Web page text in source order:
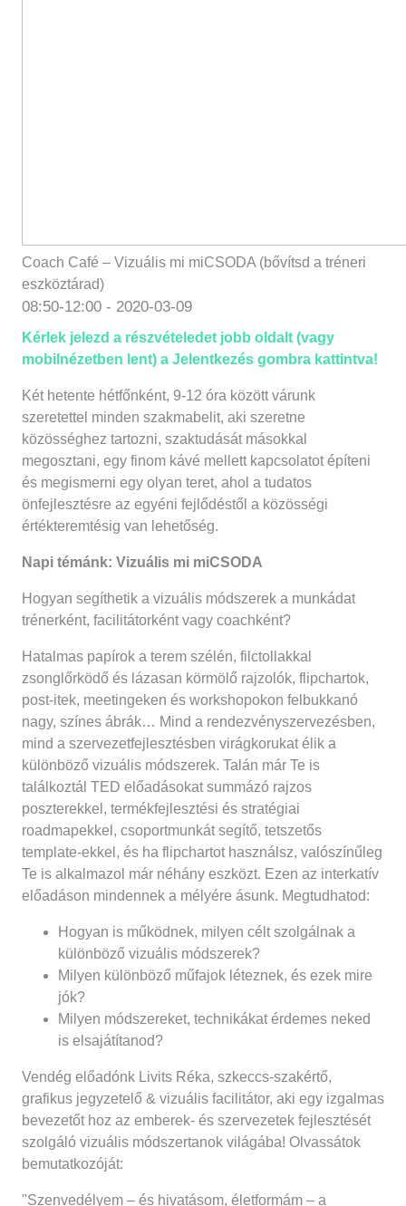
Coach Café – Vizuális mi miCSODA (bővítsd a tréneri
eszköztárad)
08:50-12:00 - 2020-03-09
Kérlek jelezd a részvételedet jobb oldalt (vagy
mobilnézetben lent) a Jelentkezés gombra kattintva!
Két hetente hétfőnként, 9-12 óra között várunk
szeretettel minden szakmabelit, aki szeretne
közösséghez tartozni, szaktudását másokkal
megosztani, egy finom kávé mellett kapcsolatot építeni
és megismerni egy olyan teret, ahol a tudatos
önfejlesztésre az egyéni fejlődéstől a közösségi
értékteremtésig van lehetőség.
Napi témánk: Vizuális mi miCSODA
Hogyan segíthetik a vizuális módszerek a munkádat
trénerként, facilitátorként vagy coachként?
Hatalmas papírok a terem szélén, filctollakkal
zsonglőrködő és lázasan körmölő rajzolók, flipchartok,
post-itek, meetingeken és workshopokon felbukkanó
nagy, színes ábrák… Mind a rendezvényszervezésben,
mind a szervezetfejlesztésben virágkorukat élik a
különböző vizuális módszerek. Talán már Te is
találkoztál TED előadásokat summázó rajzos
poszterekkel, termékfejlesztési és stratégiai
roadmapekkel, csoportmunkát segítő, tetszetős
template-ekkel, és ha flipchartot használsz, valószínűleg
Te is alkalmazol már néhány eszközt. Ezen az interkatív
előadáson mindennek a mélyére ásunk. Megtudhatod:
Hogyan is működnek, milyen célt szolgálnak a
különböző vizuális módszerek?
Milyen különböző műfajok léteznek, és ezek mire
jók?
Milyen módszereket, technikákat érdemes neked
is elsajátítanod?
Vendég előadónk Livits Réka, szkeccs-szakértő,
grafikus jegyzetelő & vizuális facilitátor, aki egy izgalmas
bevezetőt hoz az emberek- és szervezetek fejlesztését
szolgáló vizuális módszertanok világába! Olvassátok
bemutatkozóját:
"Szenvedélyem – és hivatásom, életformám – a